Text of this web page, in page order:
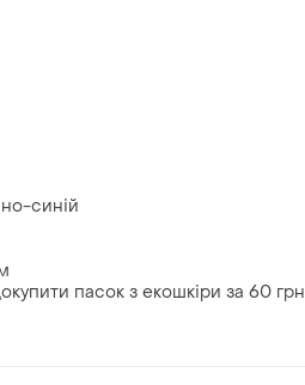
синій
пасок з екошкіри за 60 грн